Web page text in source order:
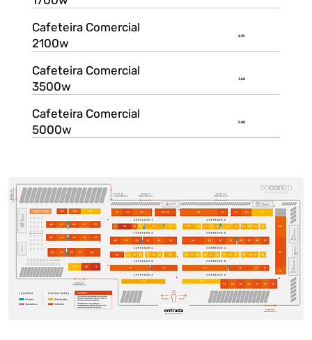
Cafeteira Comercial
2100w
2.10
Cafeteira Comercial
3500w
3.50
Cafeteira Comercial
5000w
5.00